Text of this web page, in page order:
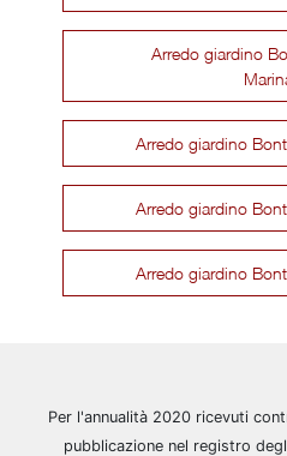
Arredo giardino
Arredo giardino
Arredo giardino
Arredo giardino
Per l'annualità 2020 ricevuti
pubblicazione nel registro